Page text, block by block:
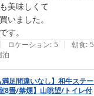
美味しくて
いました。
す。
| ロケーション: 5 | 朝食: 5
泊
満足間違いなし】和牛ステ
8畳/禁煙】山眺望/トイレ付